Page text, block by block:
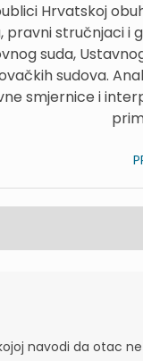
Hrvatskoj
pravni stručnjaci i
suda,
sudova.
smjernice i
navodi da otac